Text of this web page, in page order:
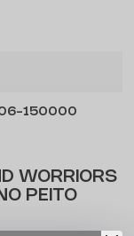
150000
WORRIORS
PEITO